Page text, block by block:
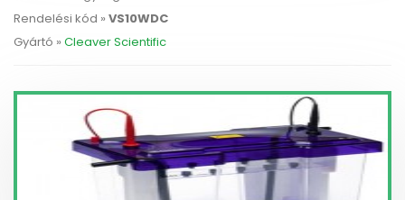
Rendelési kód » VS10WDC
Gyártó » Cleaver Scientific